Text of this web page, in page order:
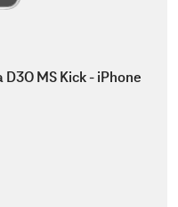
MS Kick - iPhone